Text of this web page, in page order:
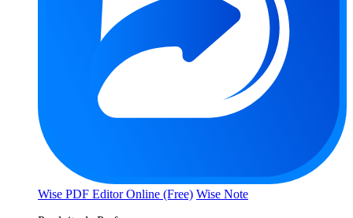
Wise PDF Editor Online (Free) Wise Note